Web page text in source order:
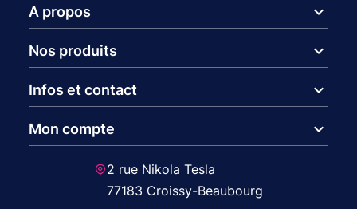
A propos expand_more
Nos produits expand_more
Infos et contact expand_more
Mon compte expand_more
2 rue Nikola Tesla
77183 Croissy-Beaubourg